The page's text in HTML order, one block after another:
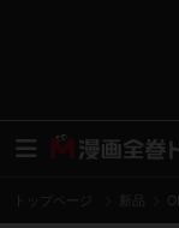
トップページ